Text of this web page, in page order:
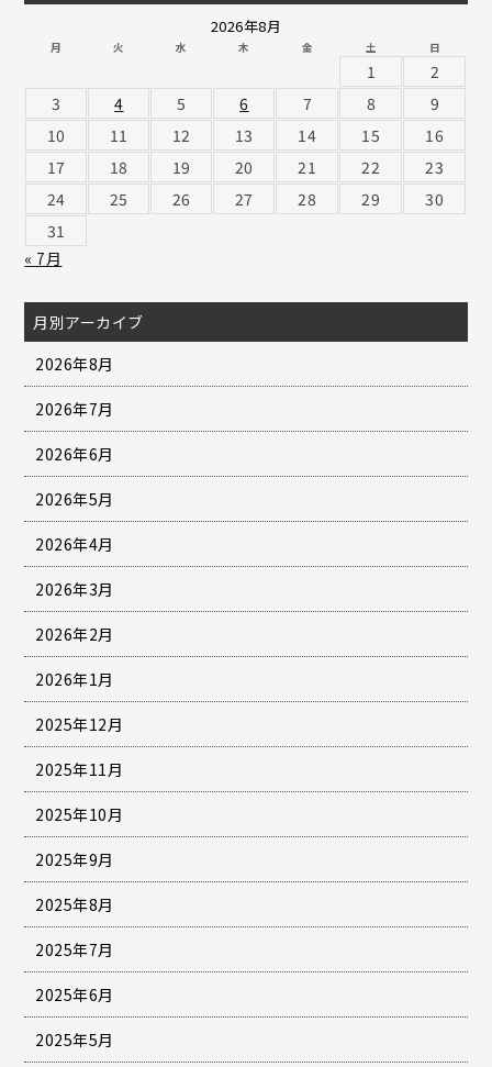
2026年8月
月 火 水 木 金 土 日
1
2
3
4 5 6 7 8
9
10
11 12 13 14 15
16
17
18 19 20 21 22
23
24
25 26 27 28 29
30
31
« 7月
月別アーカイブ
2026年8月
2026年7月
2026年6月
2026年5月
2026年4月
2026年3月
2026年2月
2026年1月
2025年12月
2025年11月
2025年10月
2025年9月
2025年8月
2025年7月
2025年6月
2025年5月